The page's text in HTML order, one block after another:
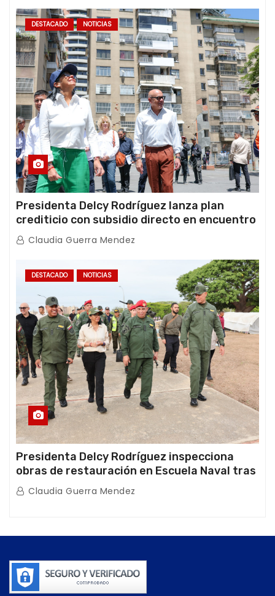
DESTACADO NOTICIAS
Presidenta Delcy Rodríguez lanza plan
crediticio con subsidio directo en encuentro
con Juntas de Condominio
Claudia Guerra Mendez
DESTACADO NOTICIAS
Presidenta Delcy Rodríguez inspecciona
obras de restauración en Escuela Naval tras
afectaciones sísmicas en La Guaira
Claudia Guerra Mendez